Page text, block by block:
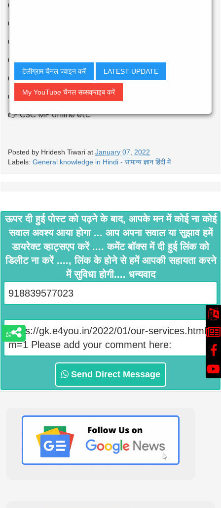
👉
👉
👉
👉 Data entry contract
👉 Mis management
👉 CCTV camera installation
👉CSC MP online etc.

Posted by Hridesh Tiwari at January 07, 2022
Labels: General knowledge in Hindi - सामान्य ज्ञान हिंदी में
ऊपर दी हुई पोस्ट को पढ़ने के बाद, आपके मन में कोई ना कोई
सवाल अवश्य आया होगा ... आप अपना सवाल या सुझाव हमें
डायरेक्ट व्हाट्सएप करें .... कमेंट बॉक्स में दी हुई लिंक को
डिलीट ना करें ...., लिंक के होने से हमें आपकी सहायता करने
में सुविधा होगी.... धन्यवाद
Send Direct Message
टेलीग्राम चैनल ज्वाइन करें LATEST UPDATE
My YouTube चैनल सब्सक्राइब करें